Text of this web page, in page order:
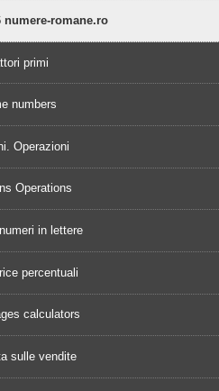
numere-romane.ro
primi
numbers
Operazioni
Operations
in lettere
percentuali
calculators
sulle vendite